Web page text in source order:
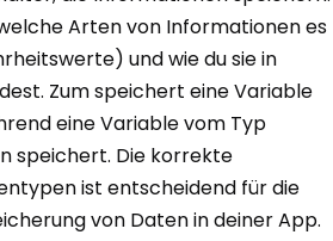
Arten von Informationen es
und wie du sie in
Zum speichert eine Variable
eine Variable vom Typ
speichert. Die korrekte
ist entscheidend für die
von Daten in deiner App.